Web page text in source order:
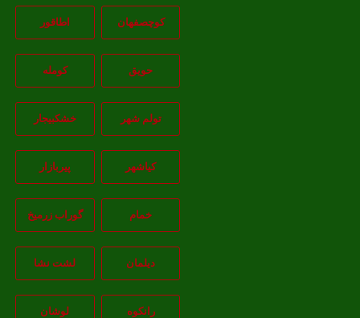
کوچصفهان اطاقور
حویق کومله
تولم شهر خشکبیجار
کیاشهر پیربازار
خمام گوراب زرمیخ
دیلمان لشت نشا
رانکوه لوشان